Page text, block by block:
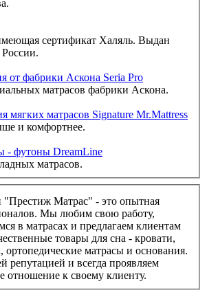
сертификат Халяль. Выдан
от фабрики Аскона Seria Pro
матрасов фабрики Аскона.
мягких матрасов Signature Mr.Mattress
и комфортнее.
- футоны DreamLine
матрасов.
"Престиж Матрас" - это опытная
Мы любим свою работу,
в матрасах и предлагаем клиентам
товары для сна - кровати,
ортопедические матрасы и основания.
и всегда проявляем
отношение к своему клиенту.